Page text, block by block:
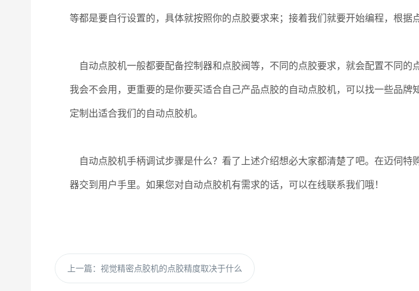
等都是要自行设置的，具体就按照你的点胶要求来；接着我们就要开始编程，根据
自动点胶机一般都要配备控制器和点胶阀等，不同的点胶要求，就会配置不同
我会不会用，更重要的是你要买适合自己产品点胶的自动点胶机，可以找一些品
定制出适合我们的自动点胶机。
自动点胶机手柄调试步骤是什么？看了上述介绍想必大家都清楚了吧。在迈伺
器交到用户手里。如果您对自动点胶机有需求的话，可以在线联系我们哦！
上一篇： 视觉精密点胶机的点胶精度取决于什么